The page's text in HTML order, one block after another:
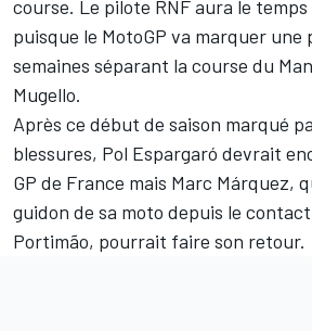
course. Le pilote RNF aura le
puisque le MotoGP va marquer une
semaines séparant la course du
Mugello.
Après ce début de saison marqué
blessures, Pol Espargaró devrait
GP de France mais Marc Márquez,
guidon de sa moto depuis le
Portimão, pourrait faire son retour.